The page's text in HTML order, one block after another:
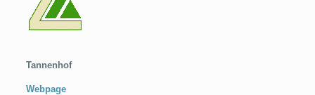
Tannenhof
Webpage